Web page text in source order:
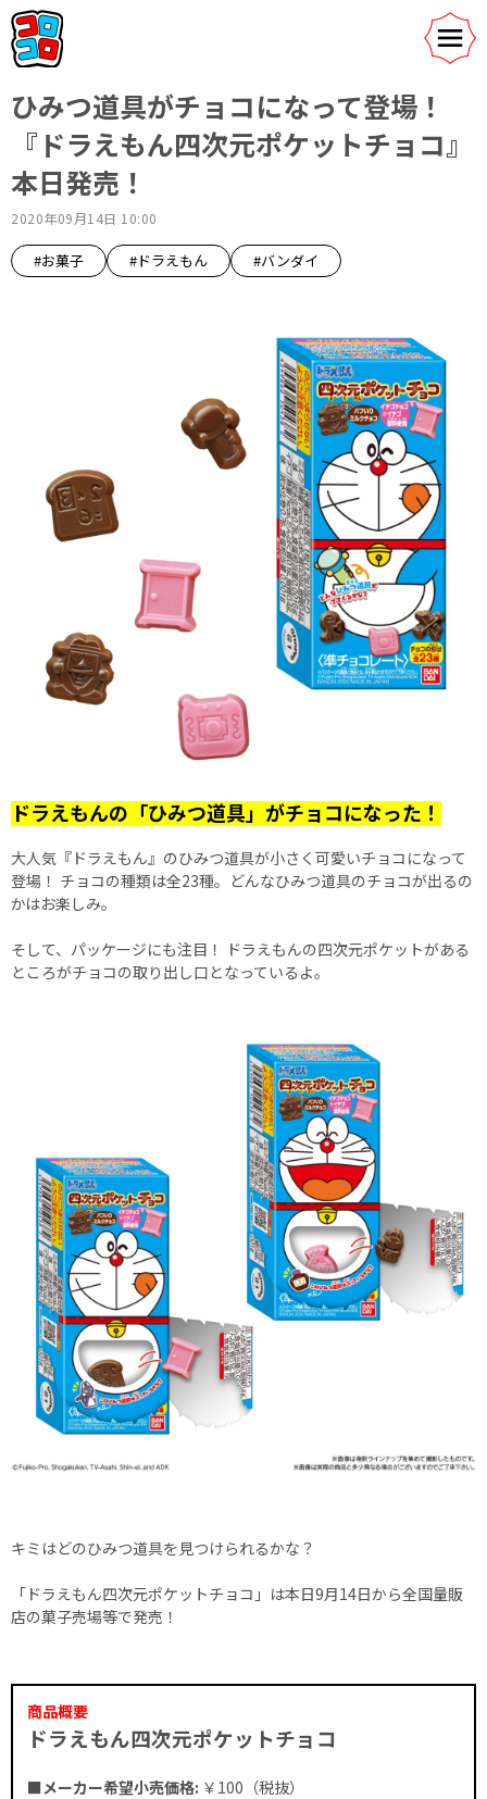
ひみつ道具がチョコになって登場！
『ドラえもん四次元ポケットチョコ』
本日発売！
2020年09月14日 10:00
#お菓子 #ドラえもん #バンダイ
ドラえもんの「ひみつ道具」がチョコになった！
大人気『ドラえもん』のひみつ道具が小さく可愛いチョコになって
登場！ チョコの種類は全23種。どんなひみつ道具のチョコが出るの
かはお楽しみ。
そして、パッケージにも注目！ ドラえもんの四次元ポケットがある
ところがチョコの取り出し口となっているよ。
キミはどのひみつ道具を見つけられるかな？
「ドラえもん四次元ポケットチョコ」は本日9月14日から全国量販
店の菓子売場等で発売！
商品概要
ドラえもん四次元ポケットチョコ
■メーカー希望小売価格: ￥100（税抜）